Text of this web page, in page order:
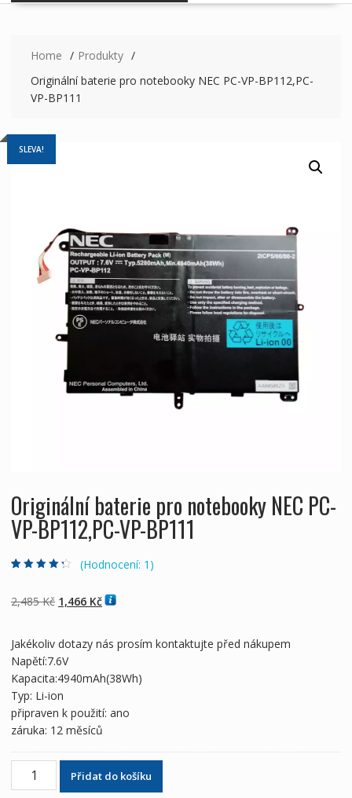
Home
Produkty
Originální baterie pro notebooky NEC PC-VP-BP112,PC-
VP-BP111
SLEVA!
Originální baterie pro notebooky NEC PC-
VP-BP112,PC-VP-BP111
základě
hodnocení
(Hodnocení: 1 )
2,485Kč Původní
2,485 Kč
1,466 KčAktuální
1,466 Kč
Jakékoliv dotazy nás prosím kontaktujte před nákupem
Napětí:7.6V
Kapacita:4940mAh(38Wh)
Typ: Li-ion
připraven k použití: ano
záruka: 12 měsíců
Originální
Přidat do košíku